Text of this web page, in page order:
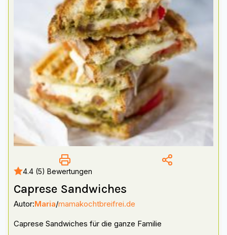
4.4 (5) Bewertungen
Caprese Sandwiches
Autor:Maria/mamakochtbreifrei.de
Caprese Sandwiches für die ganze Familie